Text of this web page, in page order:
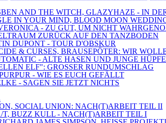
AND THE WITCH, GLAZYHAZE - IN
IN YOUR MIND, BLOOD MOON
- ZU GUT, UM NICHT
ZURÜCK AUF DEN TANZBODEN
DUPONT - TOUR D'OBSKUR
& CURSES, BRAUSEPÖTER: WIR
- ALTE HASEN UND JUNGE
ELF": GROSSER RUNDUMSCHLAG
- WIE ES EUCH GEFÄLLT
- SAGEN SIE JETZT NICHTS
SOCIAL UNION: NACH(T)ARBEIT TEIL II
BUZZ KULL - NACH(T)ARBEIT TEIL I